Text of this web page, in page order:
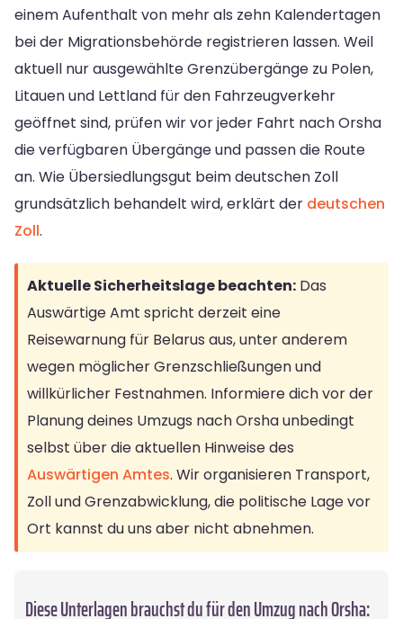
einem Aufenthalt von mehr als zehn Kalendertagen
bei der Migrationsbehörde registrieren lassen. Weil
aktuell nur ausgewählte Grenzübergänge zu Polen,
Litauen und Lettland für den Fahrzeugverkehr
geöffnet sind, prüfen wir vor jeder Fahrt nach Orsha
die verfügbaren Übergänge und passen die Route
an. Wie Übersiedlungsgut beim deutschen Zoll
grundsätzlich behandelt wird, erklärt der deutschen
Zoll.
Aktuelle Sicherheitslage beachten: Das
Auswärtige Amt spricht derzeit eine
Reisewarnung für Belarus aus, unter anderem
wegen möglicher Grenzschließungen und
willkürlicher Festnahmen. Informiere dich vor der
Planung deines Umzugs nach Orsha unbedingt
selbst über die aktuellen Hinweise des
Auswärtigen Amtes. Wir organisieren Transport,
Zoll und Grenzabwicklung, die politische Lage vor
Ort kannst du uns aber nicht abnehmen.
Diese Unterlagen brauchst du für den Umzug nach Orsha: